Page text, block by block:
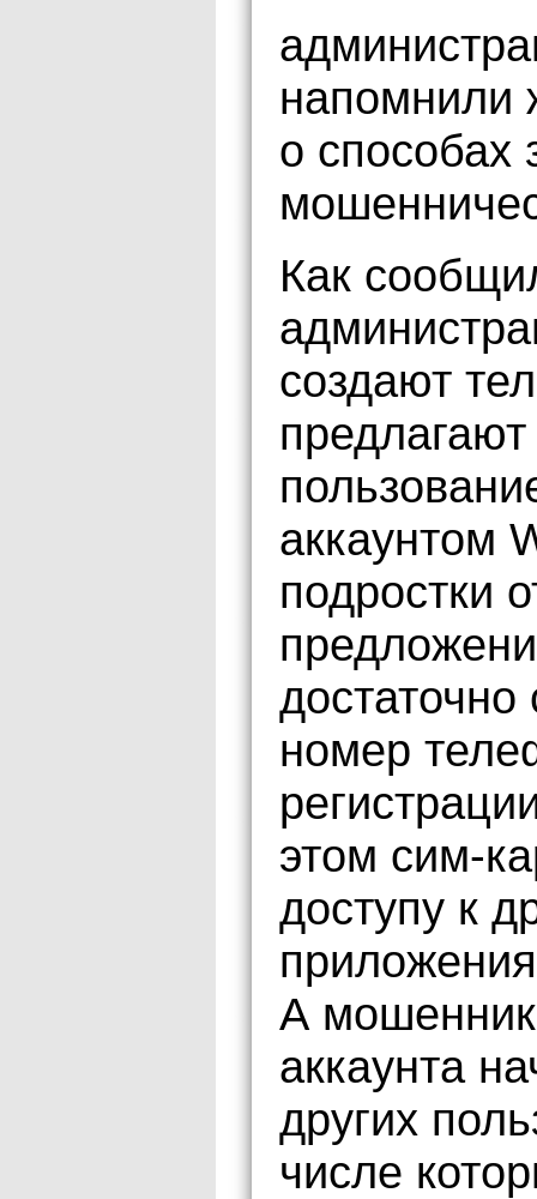
напомнили
о способах
Как
создают
аккаунтом
подростки
номер
этом сим-
доступу к
А
аккаунта
других
числе